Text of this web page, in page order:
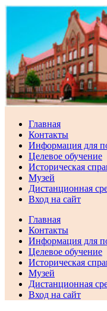
Перейти
содержимому
Главная
Контакты
Информация для
Целевое обучение
Историческая
Музей
Дистанционная
Вход на сайт
Главная
Контакты
Информация для
Целевое обучение
Историческая
Музей
Дистанционная
Вход на сайт